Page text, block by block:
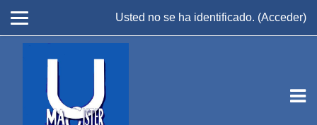
Usted no se ha identificado. (Acceder)